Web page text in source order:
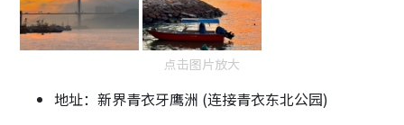
点击图片放大
地址：新界青衣牙鹰洲 (连接青衣东北公园)